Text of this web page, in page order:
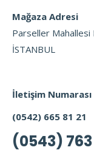
Mağaza Adresi
Parseller
İSTANBUL
İletişim Numarası
(0542) 665 81 21
(0543)